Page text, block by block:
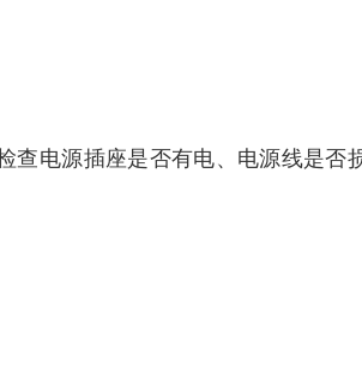
查电源插座是否有电、电源线是否